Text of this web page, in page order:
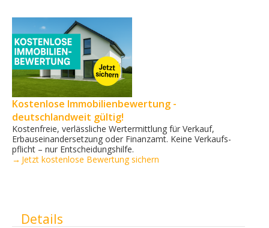
Kostenlose Immobilienbewertung -
deutschlandweit gültig!
Kostenfreie, verlässliche Wertermittlung für Verkauf,
Erbauseinandersetzung oder Finanzamt. Keine Verkaufs­
pflicht – nur Entscheidungshilfe.
→ Jetzt kostenlose Bewertung sichern
Ausblenden
Details